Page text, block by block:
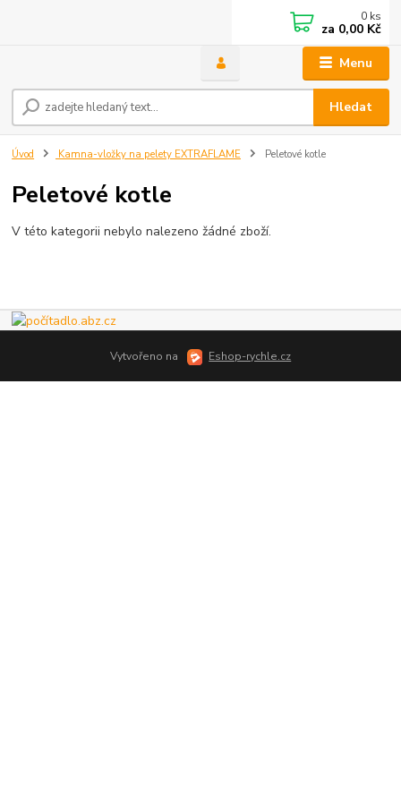
Menu
Hledat
0 ks
za 0,00 Kč
Úvod Kamna-vložky na pelety EXTRAFLAME Peletové kotle
Peletové kotle
V této kategorii nebylo nalezeno žádné zboží.
Vytvořeno na Eshop-rychle.cz